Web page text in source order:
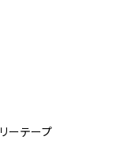
ーテープ